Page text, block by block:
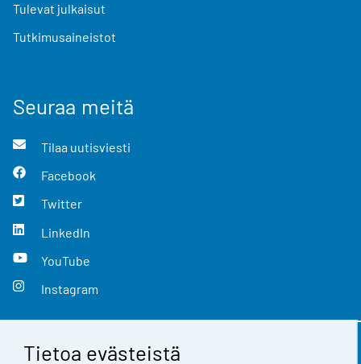
Tietoa evästeistä
Tulevat julkaisut
Tutkimusaineistot
Seuraa meitä
Tilaa uutisviesti
Facebook
Twitter
LinkedIn
YouTube
Instagram
Yhteystiedot